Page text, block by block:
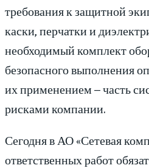
требования к защитной
каски, перчатки и
необходимый комплект
безопасного выполнения
их применением – часть
рисками компании.
Сегодня в АО «Сетевая
ответственных работ